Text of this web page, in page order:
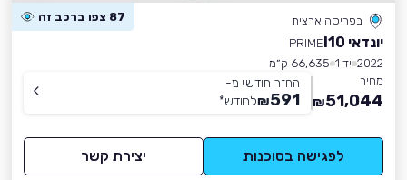
בפריסה ארצית 87 צפו ברכב זה
יונדאי I10
PRIME
2022 יד 1
66,635 ק״מ
מחיר
51,044
₪
החזר חודשי מ-
591
₪לחודש*
לפגישה בסוכנות יצירת קשר